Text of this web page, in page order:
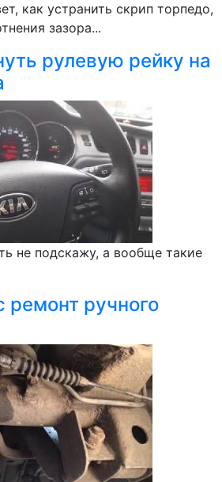
как устранить скрип торпедо,
зазора...
рулевую рейку на
не подскажу, а вообще такие
ремонт ручного